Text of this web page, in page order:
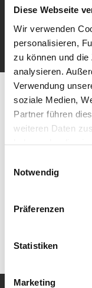
Diese Webseite
Wir verwenden
personalisieren,
zu können und
analysieren.
Verwendung
soziale Medien,
Partner führen
weiteren Daten
Notwendig
Präferenzen
Statistiken
Marketing